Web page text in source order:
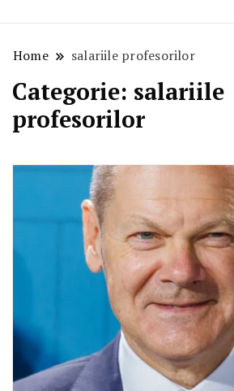
Home salariile profesorilor
Categorie: salariile
profesorilor